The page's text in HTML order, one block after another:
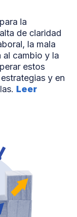
la
de claridad
la mala
al cambio y la
estos
y en
Leer